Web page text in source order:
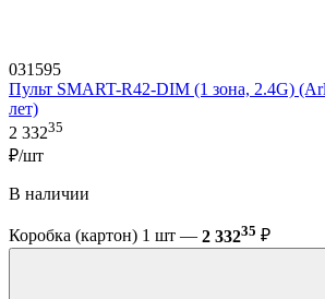
031595
Пульт SMART-R42-DIM (1 зона, 2.4G)
лет)
2 33235
₽/шт
В наличии
Коробка (картон) 1 шт — 2 33235 ₽